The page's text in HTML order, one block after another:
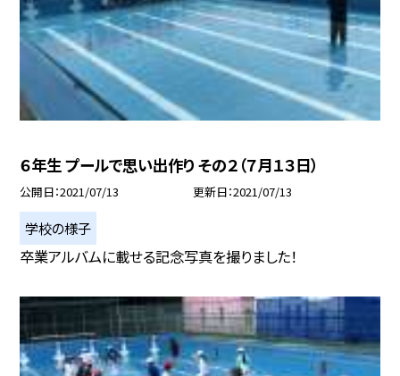
６年生 プールで思い出作り その２（７月１３日）
公開日 2021/07/13 更新日 2021/07/13
学校の様子
卒業アルバムに載せる記念写真を撮りました！